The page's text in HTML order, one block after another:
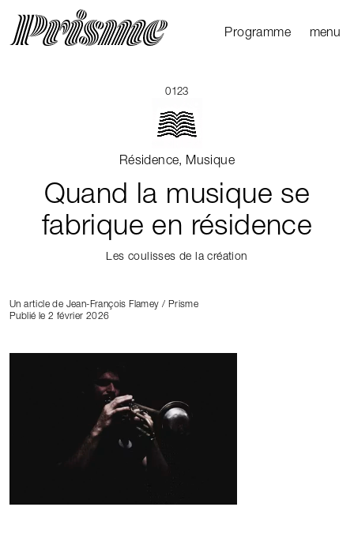
Programme Ouvrir
Fermer
menu
0123
Résidence, Musique
Quand la musique se
fabrique en résidence
Les coulisses de la création
Un article de Jean-François Flamey / Prisme
Publié le 2 février 2026